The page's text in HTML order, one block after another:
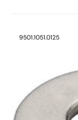
9501.1051.0125